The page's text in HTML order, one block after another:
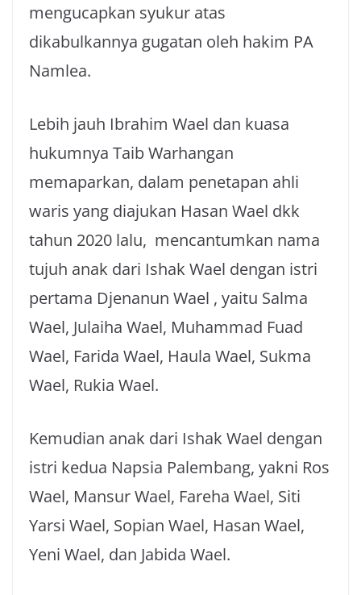
mengucapkan syukur atas
dikabulkannya gugatan oleh hakim PA
Namlea.
Lebih jauh Ibrahim Wael dan kuasa
hukumnya Taib Warhangan
memaparkan, dalam penetapan ahli
waris yang diajukan Hasan Wael dkk
tahun 2020 lalu, mencantumkan nama
tujuh anak dari Ishak Wael dengan istri
pertama Djenanun Wael , yaitu Salma
Wael, Julaiha Wael, Muhammad Fuad
Wael, Farida Wael, Haula Wael, Sukma
Wael, Rukia Wael.
Kemudian anak dari Ishak Wael dengan
istri kedua Napsia Palembang, yakni Ros
Wael, Mansur Wael, Fareha Wael, Siti
Yarsi Wael, Sopian Wael, Hasan Wael,
Yeni Wael, dan Jabida Wael.